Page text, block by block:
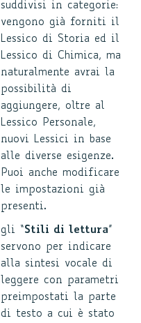
suddivisi in categorie:
vengono già forniti il
Lessico di Storia ed il
Lessico di Chimica, ma
naturalmente avrai la
possibilità di
aggiungere, oltre al
Lessico Personale,
nuovi Lessici in base
alle diverse esigenze.
Puoi anche modificare
le impostazioni già
presenti.
gli “Stili di lettura”
servono per indicare
alla sintesi vocale di
leggere con parametri
preimpostati la parte
di testo a cui è stato